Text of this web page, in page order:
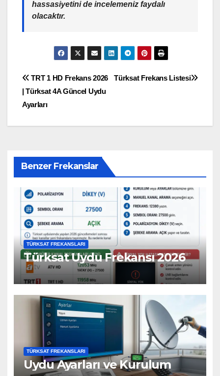
hassasiyetini de incelemeniz faydalı
olacaktır.
Yazı
gezinmesi
Türksat Frekans Listesi
TRT 1 HD Frekans 2026
| Türksat 4A Güncel Uydu
Ayarları
Benzer Frekanslar
TÜRKSAT FREKANSLARI
Türksat Uydu Frekansı 2026
TÜRKSAT FREKANSLARI
Uydu Ayarları ve Kurulum